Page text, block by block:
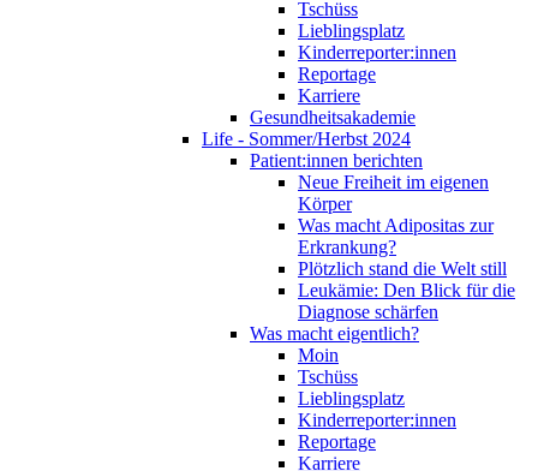
Tschüss
Lieblingsplatz
Kinderreporter:innen
Reportage
Karriere
Gesundheitsakademie
Life - Sommer/Herbst 2024
Patient:innen berichten
Neue Freiheit im eigenen
Körper
Was macht Adipositas zur
Erkrankung?
Plötzlich stand die Welt still
Leukämie: Den Blick für die
Diagnose schärfen
Was macht eigentlich?
Moin
Tschüss
Lieblingsplatz
Kinderreporter:innen
Reportage
Karriere